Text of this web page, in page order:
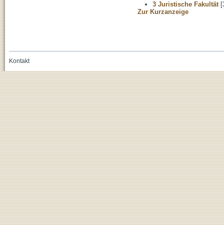
3 Juristische Fakultät
Zur Kurzanzeige
Kontakt